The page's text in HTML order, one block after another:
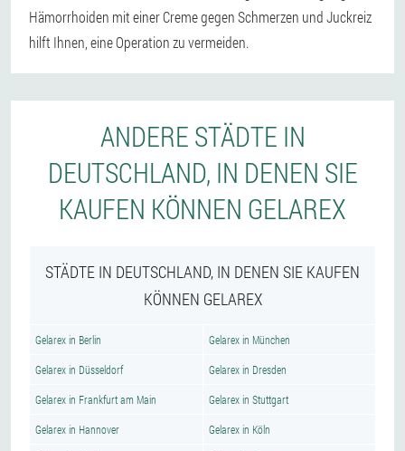
Hämorrhoiden mit einer Creme gegen Schmerzen und Juckreiz
hilft Ihnen, eine Operation zu vermeiden.
ANDERE STÄDTE IN
DEUTSCHLAND, IN DENEN SIE
KAUFEN KÖNNEN GELAREX
STÄDTE IN DEUTSCHLAND, IN DENEN SIE KAUFEN
KÖNNEN GELAREX
Gelarex in Berlin Gelarex in München
Gelarex in Düsseldorf Gelarex in Dresden
Gelarex in Frankfurt am Main Gelarex in Stuttgart
Gelarex in Hannover Gelarex in Köln